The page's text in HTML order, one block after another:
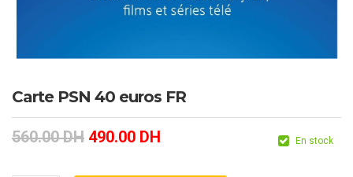
Carte PSN 40 euros FR
560.00DH 490.00 DH En stock